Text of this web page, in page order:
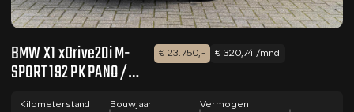
BMW X1 xDrive20i M-
SPORT 192 PK PANO /
€ 23.750,- € 320,74 /mnd
Kilometerstand Bouwjaar Vermogen